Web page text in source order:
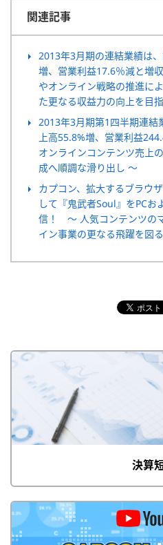
関連記事
2013年3月期の連結業績は
増、営業利益17.6％減と増
やオンライン戦略の推進に
た更なる収益力の向上を目
2013年3月期第1四半期連結
上高55.8%増、営業利益
オンラインコンテンツ売上
成へ順調な滑り出し ～
カプコン、拡大するブラウ
して『鬼武者Soul』をPCお
信！ ～ 人気コンテンツの
イン事業の更なる飛躍を図
決算